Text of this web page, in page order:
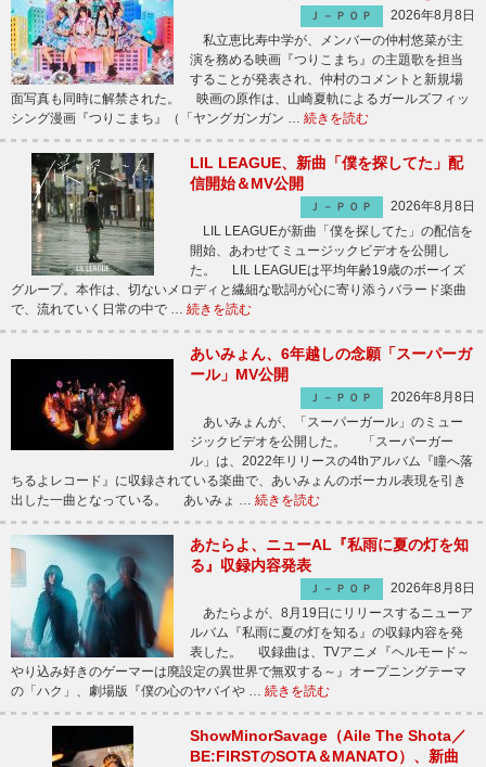
Ｊ－ＰＯＰ
2026年8月8日
私立恵比寿中学が、メンバーの仲村悠菜が主
演を務める映画『つりこまち』の主題歌を担当
することが発表され、仲村のコメントと新規場
面写真も同時に解禁された。 映画の原作は、山崎夏軌によるガールズフィッ
シング漫画『つりこまち』（「ヤングガンガン … 続きを読む
LIL LEAGUE、新曲「僕を探してた」配
信開始＆MV公開
Ｊ－ＰＯＰ
2026年8月8日
LIL LEAGUEが新曲「僕を探してた」の配信を
開始、あわせてミュージックビデオを公開し
た。 LIL LEAGUEは平均年齢19歳のボーイズ
グループ。本作は、切ないメロディと繊細な歌詞が心に寄り添うバラード楽曲
で、流れていく日常の中で … 続きを読む
あいみょん、6年越しの念願「スーパーガ
ール」MV公開
Ｊ－ＰＯＰ
2026年8月8日
あいみょんが、「スーパーガール」のミュー
ジックビデオを公開した。 「スーパーガー
ル」は、2022年リリースの4thアルバム『瞳へ落
ちるよレコード』に収録されている楽曲で、あいみょんのボーカル表現を引き
出した一曲となっている。 あいみょ … 続きを読む
あたらよ、ニューAL『私雨に夏の灯を知
る』収録内容発表
Ｊ－ＰＯＰ
2026年8月8日
あたらよが、8月19日にリリースするニューア
ルバム『私雨に夏の灯を知る』の収録内容を発
表した。 収録曲は、TVアニメ『ヘルモード～
やり込み好きのゲーマーは廃設定の異世界で無双する～』オープニングテーマ
の「ハク」、劇場版『僕の心のヤバイや … 続きを読む
ShowMinorSavage（Aile The Shota／
BE:FIRSTのSOTA＆MANATO）、新曲